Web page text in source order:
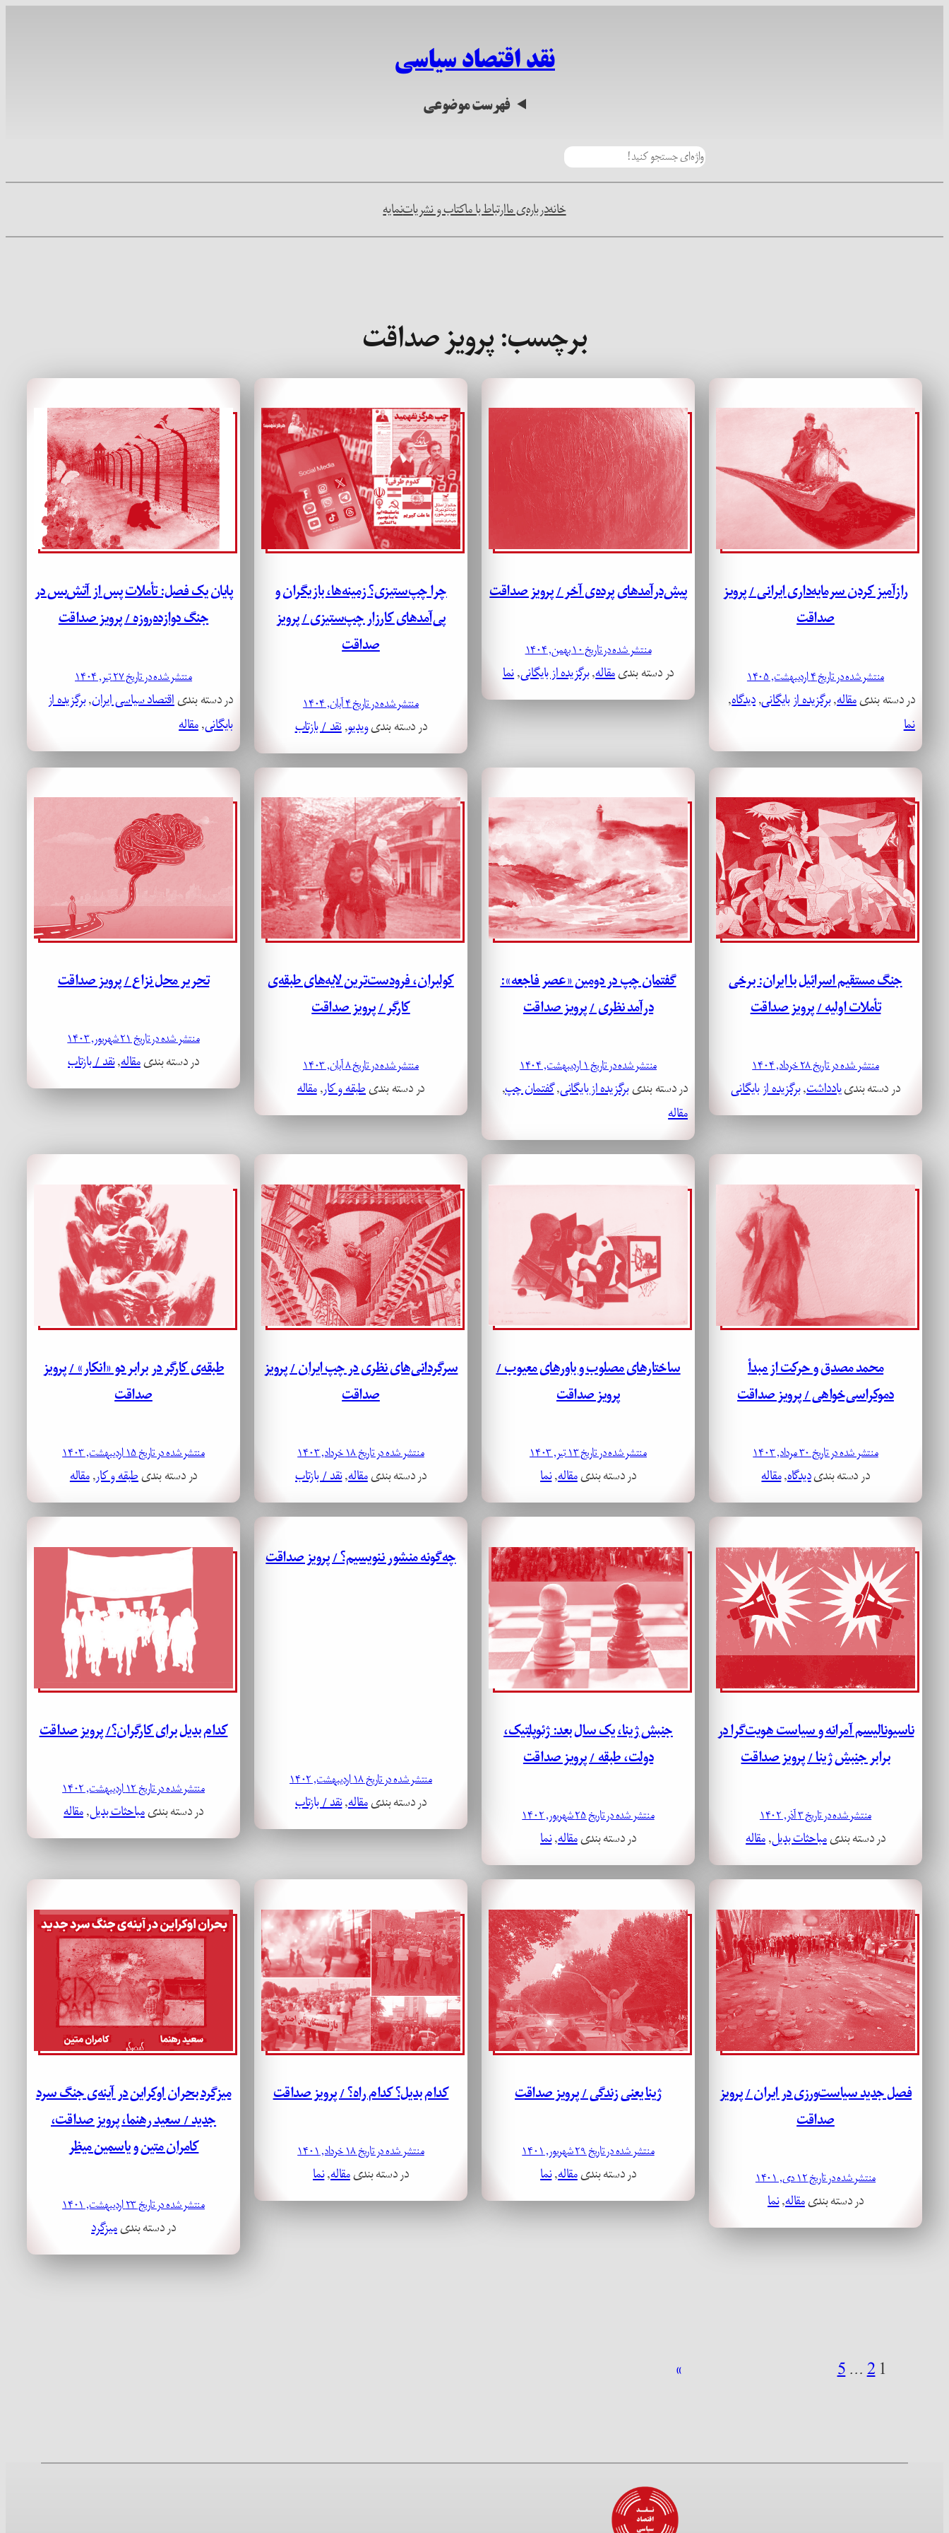
نقد اقتصاد سیاسی
فهرست موضوعی
خانهدرباره‌ی ماارتباط با ماکتاب و نشریاتنمایه
برچسب:پرویز صداقت
رازآمیز کردن سرمایه‌داری ایرانی / پرویز
صداقت
منتشر شده در تاریخ ۴ اردیبهشت, ۱۴۰۵
در دسته بندیمقاله, برگزیده از بایگانی, دیدگاه,
نما
پیش‌درآمدهای پرده‌ی آخر / پرویز صداقت
منتشر شده در تاریخ ۱۰ بهمن, ۱۴۰۴
در دسته بندیمقاله, برگزیده از بایگانی, نما
چرا چپ‌ستیزی؟ زمینه‌ها، بازیگران و
پی‌آمدهای کارزار چپ‌ستیزی / پرویز
صداقت
منتشر شده در تاریخ ۴ آبان, ۱۴۰۴
در دسته بندیویدیو, نقد / بازتاب
پایان یک فصل: تأملات پس از آتش‌بس در
جنگ دوازده‌روزه / پرویز صداقت
منتشر شده در تاریخ ۲۷ تیر, ۱۴۰۴
در دسته بندیاقتصاد سیاسی ایران, برگزیده از
بایگانی, مقاله
جنگ مستقیم اسرائیل با ایران: برخی
تأملات اولیه / پرویز صداقت
منتشر شده در تاریخ ۲۸ خرداد, ۱۴۰۴
در دسته بندییادداشت, برگزیده از بایگانی
گفتمان چپ در دومین «عصر فاجعه»:
درآمد نظری / پرویز صداقت
منتشر شده در تاریخ ۱ اردیبهشت, ۱۴۰۴
در دسته بندیبرگزیده از بایگانی, گفتمان چپ,
مقاله
کولبران، فرودست‌ترین لایه‌های طبقه‌ی
کارگر / پرویز صداقت
منتشر شده در تاریخ ۸ آبان, ۱۴۰۳
در دسته بندیطبقه و کار, مقاله
تحریر محل نزاع / پرویز صداقت
منتشر شده در تاریخ ۲۱ شهریور, ۱۴۰۳
در دسته بندیمقاله, نقد / بازتاب
محمد مصدق و حرکت از مبدأ
دموکراسی‌خواهی / پرویز صداقت
منتشر شده در تاریخ ۳۰ مرداد, ۱۴۰۳
در دسته بندیدیدگاه, مقاله
ساختارهای مصلوب و باورهای معیوب /
پرویز صداقت
منتشر شده در تاریخ ۱۳ تیر, ۱۴۰۳
در دسته بندیمقاله, نما
سرگردانی‌های نظری در چپ ایران / پرویز
صداقت
منتشر شده در تاریخ ۱۸ خرداد, ۱۴۰۳
در دسته بندیمقاله, نقد / بازتاب
طبقه‌ی کارگر در برابر دو «انکار» / پرویز
صداقت
منتشر شده در تاریخ ۱۵ اردیبهشت, ۱۴۰۳
در دسته بندیطبقه و کار, مقاله
ناسیونالیسم آمرانه و سیاست هویت‌گرا در
برابر جنبش ژینا / پرویز صداقت
منتشر شده در تاریخ ۳ آذر, ۱۴۰۲
در دسته بندیمباحثات بدیل, مقاله
جنبش ژینا، یک سال بعد: ژئوپلتیک،
دولت، طبقه / پرویز صداقت
منتشر شده در تاریخ ۲۵ شهریور, ۱۴۰۲
در دسته بندیمقاله, نما
چه‌گونه منشور ننویسیم؟ / پرویز صداقت
منتشر شده در تاریخ ۱۸ اردیبهشت, ۱۴۰۲
در دسته بندیمقاله, نقد / بازتاب
کدام بدیل برای کارگران؟/ پرویز صداقت
منتشر شده در تاریخ ۱۲ اردیبهشت, ۱۴۰۲
در دسته بندیمباحثات بدیل, مقاله
فصل جدید سیاست‌ورزی در ایران / پرویز
صداقت
منتشر شده در تاریخ ۱۲ دی, ۱۴۰۱
در دسته بندیمقاله, نما
ژینا یعنی زندگی / پرویز صداقت
منتشر شده در تاریخ ۲۹ شهریور, ۱۴۰۱
در دسته بندیمقاله, نما
کدام بدیل؟ کدام راه؟ / پرویز صداقت
منتشر شده در تاریخ ۱۸ خرداد, ۱۴۰۱
در دسته بندیمقاله, نما
میزگرد بحران اوکراین در آینه‌ی جنگ سرد
جدید / سعید رهنما، پرویز صداقت،
کامران متین و یاسمین میظر
منتشر شده در تاریخ ۲۳ اردیبهشت, ۱۴۰۱
در دسته بندیمیزگرد
1
2
…
5
»